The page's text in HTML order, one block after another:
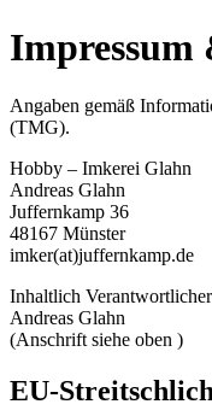
Angaben gemäß
(TMG).
Hobby – Imkerei Glahn
Andreas Glahn
Juffernkamp 36
48167 Münster
imker(at)juffernkamp.de
Inhaltlich
Andreas Glahn
(Anschrift siehe oben )
EU-